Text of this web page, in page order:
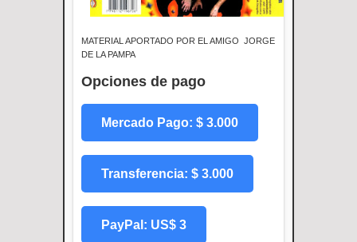
MATERIAL APORTADO POR EL AMIGO JORGE
DE LA PAMPA
Opciones de pago
Mercado Pago: $ 3.000
Transferencia: $ 3.000
PayPal: US$ 3